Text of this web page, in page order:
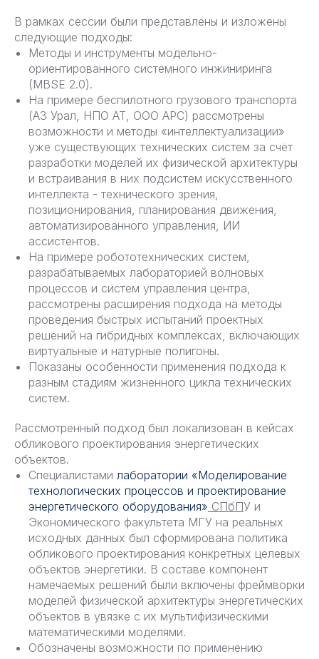
В рамках сессии были представлены и изложены
следующие подходы:
Методы и инструменты модельно-
ориентированного системного инжиниринга
(MBSE 2.0).
На примере беспилотного грузового транспорта
(АЗ Урал, НПО АТ, ООО АРС) рассмотрены
возможности и методы «интеллектуализации»
уже существующих технических систем за счёт
разработки моделей их физической архитектуры
и встраивания в них подсистем искусственного
интеллекта - технического зрения,
позиционирования, планирования движения,
автоматизированного управления, ИИ
ассистентов.
На примере робототехнических систем,
разрабатываемых лабораторией волновых
процессов и систем управления центра,
рассмотрены расширения подхода на методы
проведения быстрых испытаний проектных
решений на гибридных комплексах, включающих
виртуальные и натурные полигоны.
Показаны особенности применения подхода к
разным стадиям жизненного цикла технических
систем.
Рассмотренный подход был локализован в кейсах
обликового проектирования энергетических
объектов.
Специалистами лаборатории «Моделирование
технологических процессов и проектирование
энергетического оборудования» СПбПУ и
Экономического факультета МГУ на реальных
исходных данных был сформирована политика
обликового проектирования конкретных целевых
объектов энергетики. В составе компонент
намечаемых решений были включены фреймворки
моделей физической архитектуры энергетических
объектов в увязке с их мультифизическими
математическими моделями.
Обозначены возможности по применению